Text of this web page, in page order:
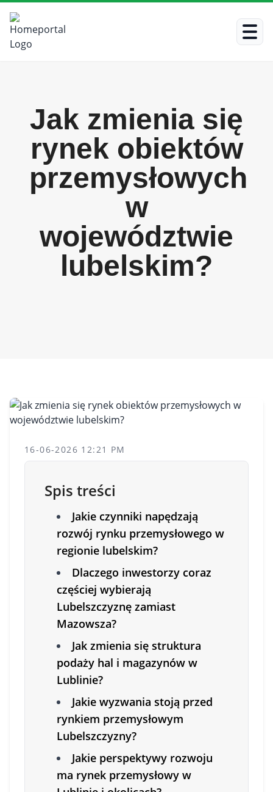
Jak zmienia się
rynek obiektów
przemysłowych
w
województwie
lubelskim?
16-06-2026 12:21 PM
Spis treści
Jakie czynniki napędzają
rozwój rynku przemysłowego w
regionie lubelskim?
Dlaczego inwestorzy coraz
częściej wybierają
Lubelszczyznę zamiast
Mazowsza?
Jak zmienia się struktura
podaży hal i magazynów w
Lublinie?
Jakie wyzwania stoją przed
rynkiem przemysłowym
Lubelszczyzny?
Jakie perspektywy rozwoju
ma rynek przemysłowy w